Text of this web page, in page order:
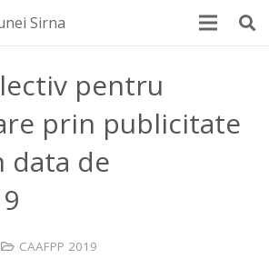
Sirna
pentru
prin publicitate
data de
CAAFPP 2019